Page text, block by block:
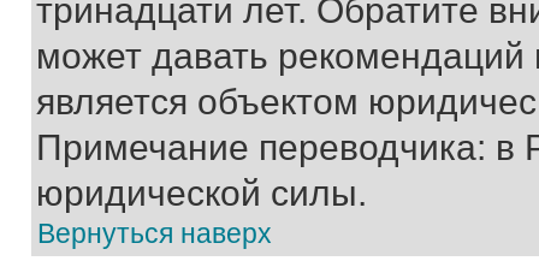
тринадцати лет. Обратите
может давать
является объектом
Примечание переводчика: в
юридической силы.
Вернуться наверх